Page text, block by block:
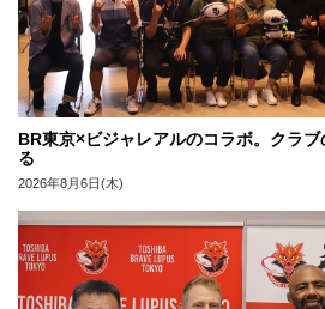
BR東京×ビジャレアルのコラボ。クラブ
る
2026年8月6日(木)